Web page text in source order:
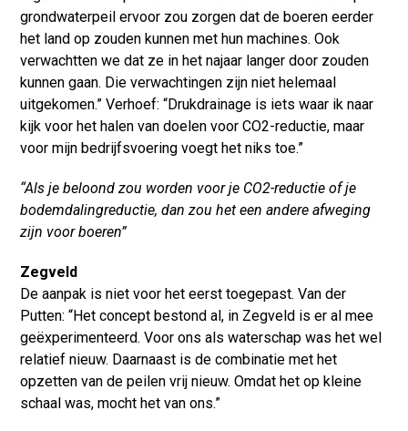
grondwaterpeil ervoor zou zorgen dat de boeren eerder
het land op zouden kunnen met hun machines. Ook
verwachtten we dat ze in het najaar langer door zouden
kunnen gaan. Die verwachtingen zijn niet helemaal
uitgekomen.” Verhoef: “Drukdrainage is iets waar ik naar
kijk voor het halen van doelen voor CO2-reductie, maar
voor mijn bedrijfsvoering voegt het niks toe.”
“Als je beloond zou worden voor je CO2-reductie of je
bodemdalingreductie, dan zou het een andere afweging
zijn voor boeren”
Zegveld
De aanpak is niet voor het eerst toegepast. Van der
Putten: “Het concept bestond al, in Zegveld is er al mee
geëxperimenteerd. Voor ons als waterschap was het wel
relatief nieuw. Daarnaast is de combinatie met het
opzetten van de peilen vrij nieuw. Omdat het op kleine
schaal was, mocht het van ons.”